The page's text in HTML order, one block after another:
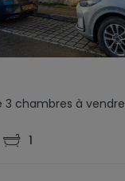
3 chambres à vendre
1